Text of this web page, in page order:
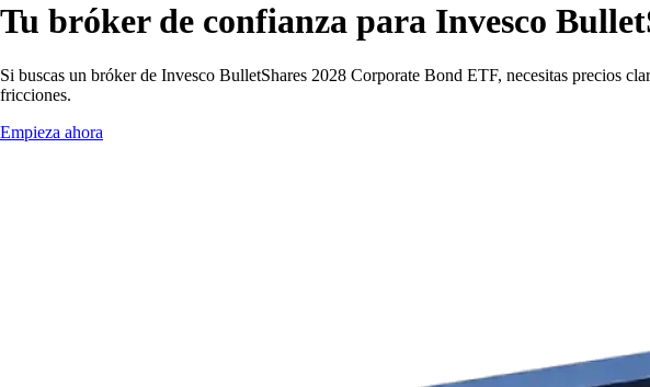
Tu bróker de confianza para Invesco
Si buscas un bróker de Invesco BulletShares 2028 Corporate Bond ETF, necesitas precios
fricciones.
Empieza ahora